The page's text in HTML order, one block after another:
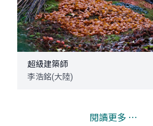
超級建築師
李浩銘(大陸)
閱讀更多 ⋯